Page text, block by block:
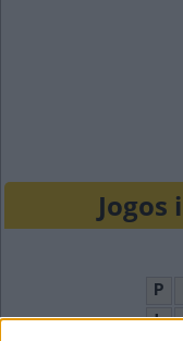
Jogos
P
L